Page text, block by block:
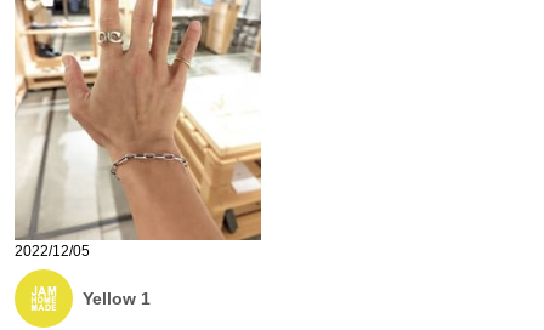
2022/12/05
Yellow 1